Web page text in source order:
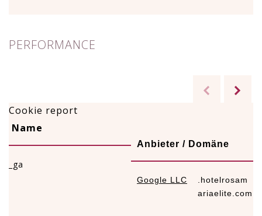
PERFORMANCE
Name
_ga
Cookie report
Anbieter / Domäne
Google LLC
.hotelrosam
ariaelite.com